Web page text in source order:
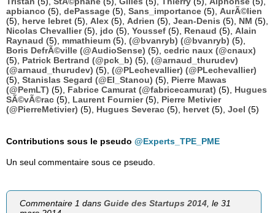
apbianco (5), dePassage (5), Sans_importance (5), AurÃ©lien
(5), herve lebret (5), Alex (5), Adrien (5), Jean-Denis (5), NM (5),
Nicolas Chevallier(5), jdo (5), Youssef (5), Renaud (5), Alain
Raynaud (5), mmathieum (5), (@bvanryb) (@bvanryb) (5),
Boris DefrÃ©ville (@AudioSense) (5), cedric naux (@cnaux)
(5), Patrick Bertrand (@pck_b) (5), (@arnaud_thurudev)
(@arnaud_thurudev) (5), (@PLechevallier) (@PLechevallier)
(5), Stanislas Segard (@El_Stanou) (5), Pierre Mawas
(@PemLT) (5), Fabrice Camurat (@fabricecamurat) (5), Hugues
SÃ©vÃ©rac (5), Laurent Fournier(5), Pierre Metivier
(@PierreMetivier) (5), Hugues Severac (5), hervet (5), Joel (5)
Contributions sous le pseudo @Experts_TPE_PME
Un seul commentaire sous ce pseudo.
Commentaire 1 dansGuide des Startups 2014, le 31